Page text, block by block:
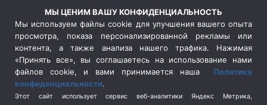
(510)
Сельское хозяйство (3)
Социальная политика
(3)
Спецоперация в Украине
Спецоперация на Украине
(404)
Спорт (740)
МЫ ЦЕНИМ ВАШУ КОНФИДЕНЦИАЛЬНОСТЬ
Мы используем файлы cookie для улучшения вашего опыта
просмотра, показа персонализированной рекламы или
контента, а также анализа нашего трафика. Нажимая
«Принять все», вы соглашаетесь на использование нами
файлов cookie, и вами принимается наша Политика
конфиденциальности.
Этот сайт использует сервис веб-аналитики Яндекс Метрика,